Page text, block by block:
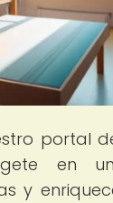
portal
en
y